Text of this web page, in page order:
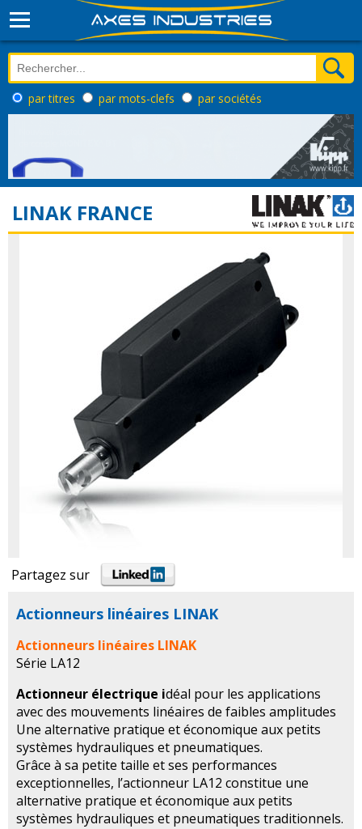
par titres par mots-clefs par sociétés
LINAK FRANCE
Partagez sur
Actionneurs linéaires LINAK
Actionneurs linéaires LINAK
Série LA12
Actionneur électrique idéal pour les applications
avec des mouvements linéaires de faibles amplitudes
Une alternative pratique et économique aux petits
systèmes hydrauliques et pneumatiques.
Grâce à sa petite taille et ses performances
exceptionnelles, l’actionneur LA12 constitue une
alternative pratique et économique aux petits
systèmes hydrauliques et pneumatiques traditionnels.